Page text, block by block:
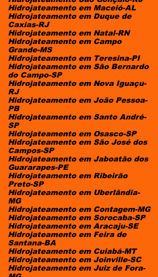
Hidrojateamento em Maceió-AL
Hidrojateamento em Duque de
Caxias-RJ
Hidrojateamento em Natal-RN
Hidrojateamento em Campo
Grande-MS
Hidrojateamento em Teresina-PI
Hidrojateamento em São Bernardo
do Campo-SP
Hidrojateamento em Nova Iguaçu-
RJ
Hidrojateamento em João Pessoa-
PB
Hidrojateamento em Santo André-
SP
Hidrojateamento em Osasco-SP
Hidrojateamento em São José dos
Campos-SP
Hidrojateamento em Jaboatão dos
Guararapes-PE
Hidrojateamento em Ribeirão
Preto-SP
Hidrojateamento em Uberlândia-
MG
Hidrojateamento em Contagem-MG
Hidrojateamento em Sorocaba-SP
Hidrojateamento em Aracaju-SE
Hidrojateamento em Feira de
Santana-BA
Hidrojateamento em Cuiabá-MT
Hidrojateamento em Joinville-SC
Hidrojateamento em Juiz de Fora-